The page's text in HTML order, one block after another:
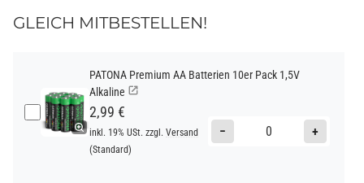
GLEICH MITBESTELLEN!
PATONA Premium AA Batterien 10er Pack 1,5V
Alkaline
2,99 €
inkl. 19% USt. zzgl. Versand
(Standard)
− +